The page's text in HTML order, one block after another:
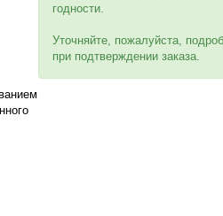
годности.
Уточняйте, пожалуйста,
при подтверждении заказа.